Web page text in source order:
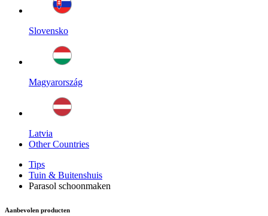
Slovensko
Magyarország
Latvia
Other Countries
Tips
Tuin & Buitenshuis
Parasol schoonmaken
Aanbevolen producten